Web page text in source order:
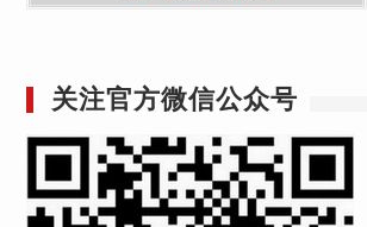
关注官方微信公众号